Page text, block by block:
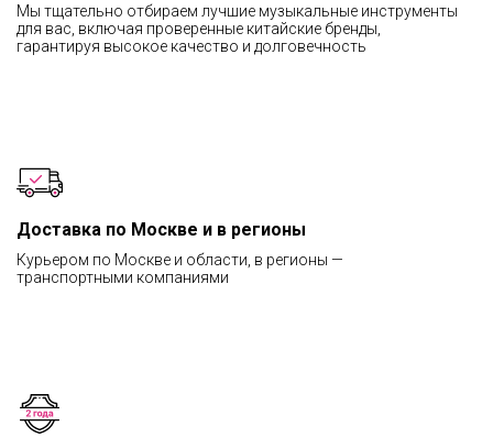
Мы тщательно отбираем лучшие музыкальные инструменты
для вас, включая проверенные китайские бренды,
гарантируя высокое качество и долговечность
Доставка по Москве и в регионы
Курьером по Москве и области, в регионы —
транспортными компаниями